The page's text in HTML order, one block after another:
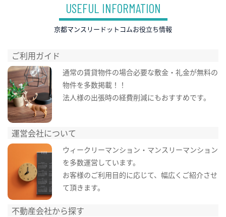
USEFUL INFORMATION
京都マンスリードットコムお役立ち情報
ご利用ガイド
通常の賃貸物件の場合必要な敷金・礼金が無料の
物件を多数掲載！！
法人様の出張時の経費削減にもおすすめです。
運営会社について
ウィークリーマンション・マンスリーマンション
を多数運営しています。
お客様のご利用目的に応じて、幅広くご紹介させ
て頂きます。
不動産会社から探す